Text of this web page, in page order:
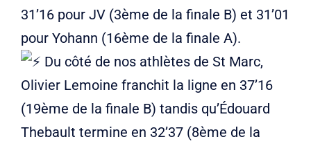
31’16 pour JV (3ème de la finale B) et 31’01
pour Yohann (16ème de la finale A).
Du côté de nos athlètes de St Marc,
Olivier Lemoine franchit la ligne en 37’16
(19ème de la finale B) tandis qu’Édouard
Thebault termine en 32’37 (8ème de la